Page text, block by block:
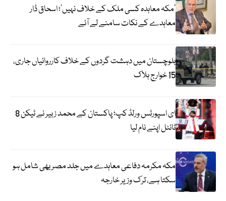
‘مکہ معاہدہ کسی ملک کے خلاف نہیں’؛ اسحاق ڈار
معاہدے کے نکات سامنے لے آئے
بلوچستان میں دہشت گردوں کے خلاف کارروائیاں جاری،
15 خوارج ہلاک
ای اسپورٹس ورلڈ کپ؛ پاکستان کے محمد زبیر نے ٹیکن 8
ٹائٹل اپنے نام لیا
مکہ مکرمہ دفاعی معاہدے میں جلد مصر بھی شامل ہو
سکتا ہے، ترک وزیر خارجہ